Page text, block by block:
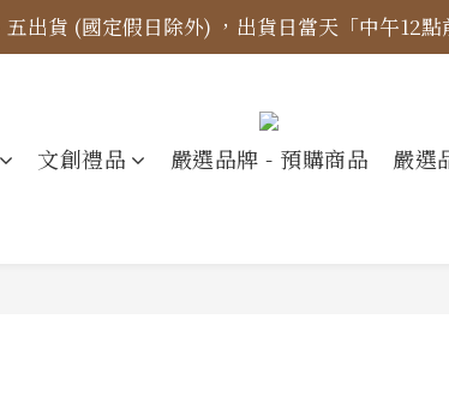
示更新】異象出版品-價格標示更新為原價，折
出貨 (國定假日除外) ，出貨日當天「中午12
示更新】異象出版品-價格標示更新為原價，折扣
文創禮品 嚴選品牌 - 預購商品 嚴選